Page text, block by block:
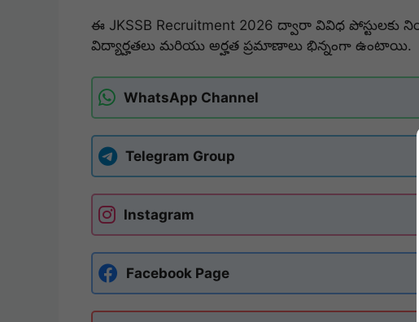
ఈ JKSSB Recruitment 2026 ద్వారా వివిధ
విద్యార్హతలు మరియు అర్హత ప్రమాణాలు భిన్నంగా ఉంటాయి.
WhatsApp Channel
Telegram Group
Instagram
Facebook Page